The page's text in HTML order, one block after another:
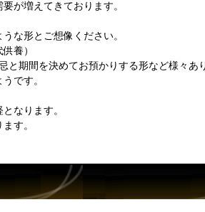
が増えてきております。
な形とご想像ください。
養）
期間を決めてお預かりする形など様々あ
です。
なります。
す。